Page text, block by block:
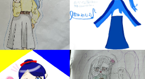
見られる
ギャラリー